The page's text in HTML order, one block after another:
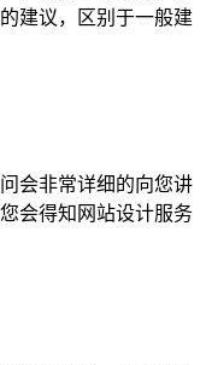
建议，区别于一般建
会非常详细的向您讲
会得知网站设计服务